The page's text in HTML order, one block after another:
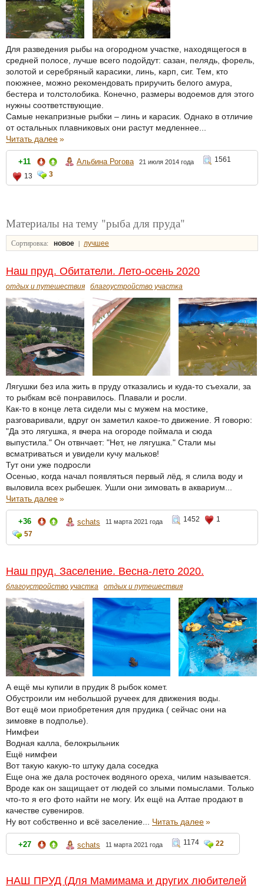
Для разведения рыбы на огородном участке, находящегося в
средней полосе, лучше всего подойдут: сазан, пелядь, форель,
золотой и серебряный карасики, линь, карп, сиг. Тем, кто
поюжнее, можно рекомендовать приручить белого амура,
бестера и толстолобика. Конечно, размеры водоемов для этого
нужны соответствующие.
Самые некапризные рыбки – линь и карасик. Однако в отличие
от остальных плавниковых они растут медленнее...
Читать далее»
+11 Альбина Рогова 21 июля 2014 года
1561
13
3
Материалы на тему "рыба для пруда"
Сортировка: новое | лучшее
Наш пруд. Обитатели. Лето-осень 2020
отдых и путешествия благоустройство участка
Лягушки без ила жить в пруду отказались и куда-то съехали, за
то рыбкам всё понравилось. Плавали и росли.
Как-то в конце лета сидели мы с мужем на мостике,
разговаривали, вдруг он заметил какое-то движение. Я говорю:
"Да это лягушка, я вчера на огороде поймала и сюда
выпустила." Он отвнчает: "Нет, не лягушка." Стали мы
всматриваться и увидели кучу мальков!
Тут они уже подросли
Осенью, когда начал появляться первый лёд, я слила воду и
выловила всех рыбешек. Ушли они зимовать в аквариум...
Читать далее»
+36 schats 11 марта 2021 года 1452
1
57
Наш пруд. Заселение. Весна-лето 2020.
благоустройство участка отдых и путешествия
А ещё мы купили в прудик 8 рыбок комет.
Обустроили им небольшой ручеек для движения воды.
Вот ещё мои приобретения для прудика ( сейчас они на
зимовке в подполье).
Нимфеи
Водная калла, белокрыльник
Ещё нимфеи
Вот такую какую-то штуку дала соседка
Еще она же дала росточек водяного ореха, чилим называется.
Вроде как он защищает от людей со злыми помыслами. Только
что-то я его фото найти не могу. Их ещё на Алтае продают в
качестве сувениров.
Ну вот собственно и всё заселение... Читать далее»
+27 schats 11 марта 2021 года 1174 22
НАШ ПРУД (Для Мамимама и других любителей